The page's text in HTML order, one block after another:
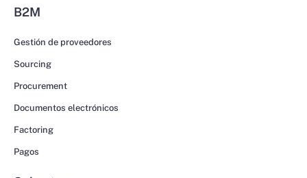
B2M
Gestión de proveedores
Sourcing
Procurement
Documentos electrónicos
Factoring
Pagos